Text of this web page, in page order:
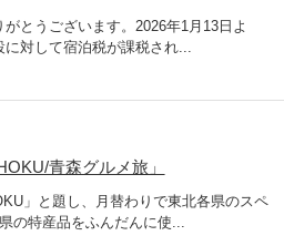
とうございます。2026年1月13日よ
対して宿泊税が課税され...
青森グルメ旅」
」と題し、月替わりで東北各県のスペ
の特産品をふんだんに使...